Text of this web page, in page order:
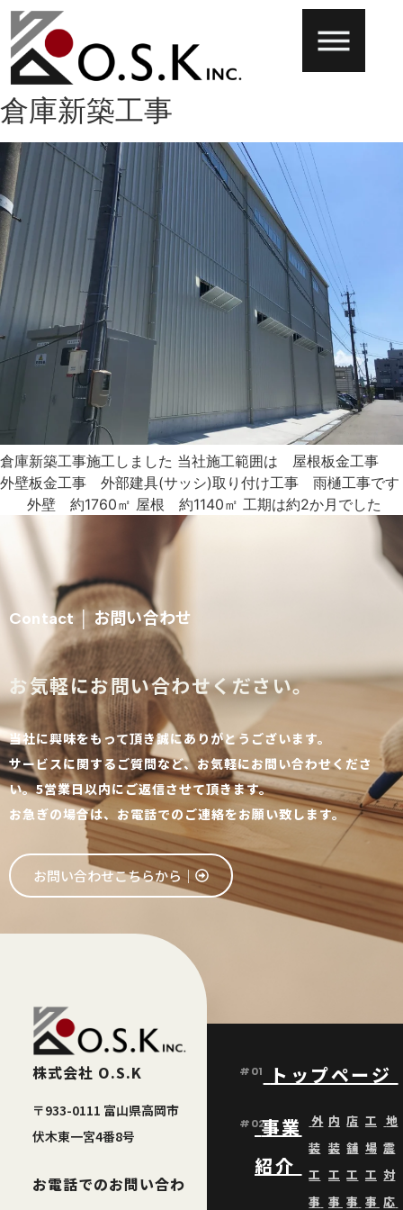
倉庫新築工事
倉庫新築工事施工しました 当社施工範囲は 屋根板金工事
外壁板金工事 外部建具(サッシ)取り付け工事 雨樋工事です
外壁 約1760㎡ 屋根 約1140㎡ 工期は約2か月でした
Contact │ お問い合わせ
お気軽にお問い合わせください。
当社に興味をもって頂き誠にありがとうございます。
サービスに関するご質問など、お気軽にお問い合わせくださ
い。5営業日以内にご返信させて頂きます。
お急ぎの場合は、お電話でのご連絡をお願い致します。
お問い合わせこちらから│
株式会社 O.S.K
〒933-0111 富山県高岡市
伏木東一宮4番8号
お電話でのお問い合わ
#01 トップページ
#02事業
紹介
外
装
工
事
内
装
工
事
店
舗
工
事
工
場
工
事
地
震
対
応